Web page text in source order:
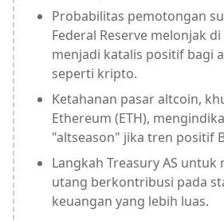
Probabilitas pemotongan
Federal Reserve melonjak di
menjadi katalis positif bagi
seperti kripto.
Ketahanan pasar altcoin,
Ethereum (ETH),
"altseason" jika tren positif
Langkah Treasury AS untuk
utang berkontribusi pada
keuangan yang lebih luas.